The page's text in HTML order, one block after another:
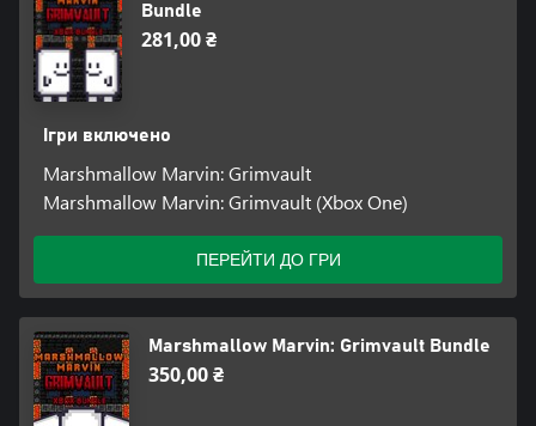
Bundle
281,00 ₴
Ігри включено
Marshmallow Marvin: Grimvault
Marshmallow Marvin: Grimvault (Xbox One)
ПЕРЕЙТИ ДО ГРИ
Marshmallow Marvin: Grimvault Bundle
350,00 ₴